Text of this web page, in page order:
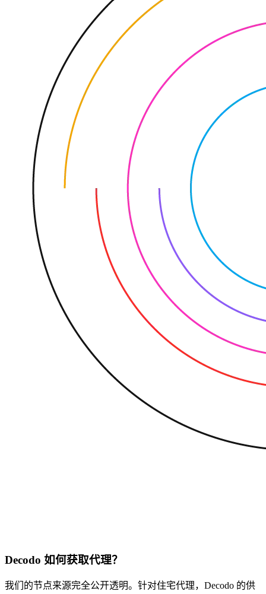
Decodo 如何获取代理？
我们的节点来源完全公开透明。针对住宅代理，Decodo 的供